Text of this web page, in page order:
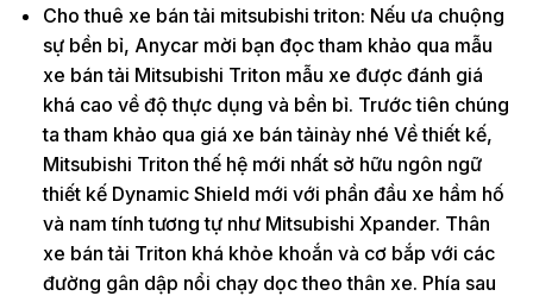
Cho thuê xe bán tải mitsubishi triton: Nếu ưa chuộng
sự bền bỉ, Anycar mời bạn đọc tham khảo qua mẫu
xe bán tải Mitsubishi Triton mẫu xe được đánh giá
khá cao về độ thực dụng và bền bỉ. Trước tiên chúng
ta tham khảo qua giá xe bán tảinày nhé Về thiết kế,
Mitsubishi Triton thế hệ mới nhất sở hữu ngôn ngữ
thiết kế Dynamic Shield mới với phần đầu xe hầm hố
và nam tính tương tự như Mitsubishi Xpander. Thân
xe bán tải Triton khá khỏe khoắn và cơ bắp với các
đường gân dập nổi chạy dọc theo thân xe. Phía sau